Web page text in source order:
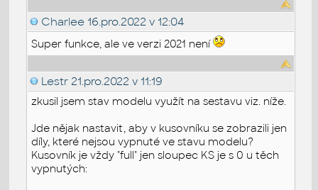
Charlee 16.pro.2022 v 12:04
Super funkce, ale ve verzi 2021 není
Lestr 21.pro.2022 v 11:19
zkusil jsem stav modelu využít na sestavu viz. níže.
Jde nějak nastavit, aby v kusovníku se zobrazili jen
díly, které nejsou vypnuté ve stavu modelu?
Kusovník je vždy "full" jen sloupec KS je s 0 u těch
vypnutých: